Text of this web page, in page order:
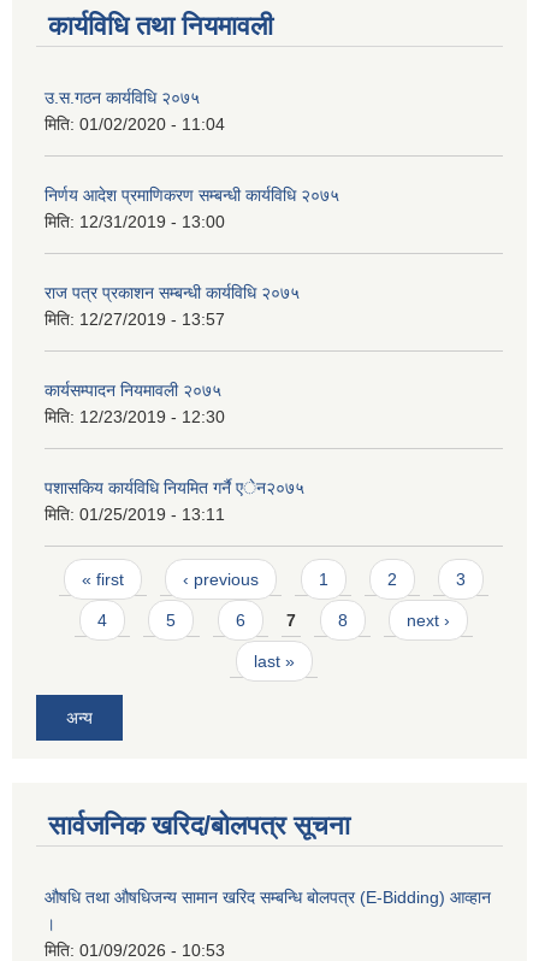
कार्यविधि तथा नियमावली
उ.स.गठन कार्यविधि २०७५
मिति: 01/02/2020 - 11:04
निर्णय आदेश प्रमाणिकरण सम्बन्धी कार्यविधि २०७५
मिति: 12/31/2019 - 13:00
राज पत्र प्रकाशन सम्बन्धी कार्यविधि २०७५
मिति: 12/27/2019 - 13:57
कार्यसम्पादन नियमावली २०७५
मिति: 12/23/2019 - 12:30
पशासकिय कार्यविधि नियमित गर्नै एेन२०७५
मिति: 01/25/2019 - 13:11
Pages
« first ‹ previous 1 2 3
4 5 6 7 8 next ›
last »
अन्य
सार्वजनिक खरिद/बोलपत्र सूचना
औषधि तथा औषधिजन्य सामान खरिद सम्बन्धि बोलपत्र (E-Bidding) आव्हान
।
मिति: 01/09/2026 - 10:53